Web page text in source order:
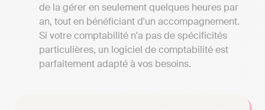
de la gérer en seulement quelques heures par
an, tout en bénéficiant d'un accompagnement.
Si votre comptabilité n'a pas de spécificités
particulières, un logiciel de comptabilité est
parfaitement adapté à vos besoins.